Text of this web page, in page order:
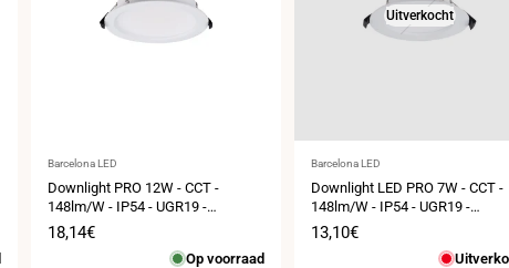
Leverancier:
Barcelona LED
Downlight PRO 12W - CCT -
148lm/W - IP54 - UGR19 -
Uitsparing ø120mm
Verkoopprijs
18,14€
Op voorraad
Uitverkocht
Leverancier:
Barcelona LED
Downlight LED PRO 7W - CCT -
148lm/W - IP54 - UGR19 -
Uitsparing ø75mm
Verkoopprijs
13,10€